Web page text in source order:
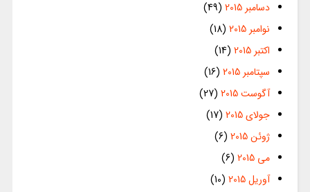
دسامبر 2015
(49)
نوامبر 2015
(18)
اکتبر 2015
(14)
سپتامبر 2015
(16)
آگوست 2015
(27)
جولای 2015
(17)
ژوئن 2015
(6)
می 2015
(6)
آوریل 2015
(10)